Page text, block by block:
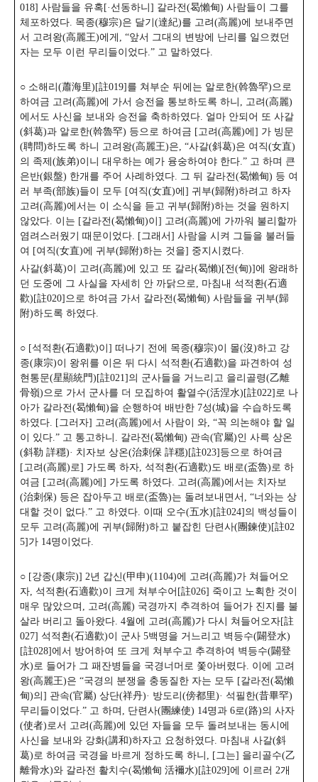
018] 사람들을 유혹[·선동하니] 갈라전(曷懶甸) 사람들이 그를
체포하였다. 목종(穆宗)은 달기(達紀)를 고려(高麗)에 보내주면
서 고려왕(高麗王)에게, “앞서 그대의 변방에 난리를 일으켰던
자는 모두 이런 무리들이었다.” 고 말하였다.
○ 소해리(蕭海里)[註019]를 쳐부순 뒤에는 알로한(斡魯罕)으로
하여금 고려(高麗)에 가서 승전을 통보하도록 하니, 고려(高麗)
에서도 사신을 보내와 승전을 축하하였다. 얼마 안되어 또 사갈
(斜葛)과 알로한(斡魯罕) 등으로 하여금 [고려(高麗)에] 가 빙문
(聘問)하도록 하니 고려왕(高麗王)은, “사갈(斜葛)은 여직(女直)
의 족제(族弟)이니 대우하는 예가 융숭하여야 한다.” 고 하며 큰
은반(銀盤) 한개를 주어 사례하였다. 그 뒤 갈라전(曷懶甸) 등 여
러 부족(部族)들이 모두 [여직(女直)에] 귀부(歸附)하려고 하자
고려(高麗)에서는 이 소식을 듣고 귀부(歸附)하는 것을 원하지
않았다. 이는 [갈라전(曷懶甸)이] 고려(高麗)에 가까워 불리할까
염려스러웠기 때문이었다. [그래서] 사람을 시켜 그들을 불러들
여 [여직(女直)에 귀부(歸附)하는 것을] 중지시켰다.
사갈(斜葛)이 고려(高麗)에 있고 또 갈라(曷懶)[전(甸)]에 왕래하
던 도중에 그 사실을 자세히 안 까닭으로, 마침내 석적환(石適
歡)[註020]으로 하여금 가서 갈라전(曷懶甸) 사람들을 귀부(歸
附)하도록 하였다.
○ [석적환(石適歡)이] 떠나기 전에 목종(穆宗)이 몰(沒)하고 강
종(康宗)이 왕위를 이은 뒤 다시 석적환(石適歡)을 파견하여 성
현통문(星顯統門)[註021]의 군사들을 거느리고 을리골령(乙離
骨嶺)으로 가서 군사를 더 모집하여 활열수(活涅水)[註022]로 나
아가 갈라전(曷懶甸)을 순행하여 배반한 7성(城)을 수습하도록
하였다. [그러자] 고려(高麗)에서 사람이 와, “꼭 의논해야 할 일
이 있다.” 고 통고하니. 갈라전(曷懶甸) 관속(官屬)인 사륵 상온
(斜勒 詳穩)· 치자보 상온(治刺保 詳穩)[註023]등으로 하여금
[고려(高麗)로] 가도록 하자, 석적환(石適歡)도 배로(盃魯)로 하
여금 [고려(高麗)에] 가도록 하였다. 고려(高麗)에서는 치자보
(治刺保) 등은 잡아두고 배로(盃魯)는 돌려보내면서, “너와는 상
대할 것이 없다.” 고 하였다. 이때 오수(五水)[註024]의 백성들이
모두 고려(高麗)에 귀부(歸附)하고 붙잡힌 단련사(團鍊使)[註02
5]가 14명이었다.
○ [강종(康宗)] 2년 갑신(甲申)(1104)에 고려(高麗)가 쳐들어오
자, 석적환(石適歡)이 크게 쳐부수어[註026] 죽이고 노획한 것이
매우 많았으며, 고려(高麗) 국경까지 추격하여 들어가 진지를 불
살라 버리고 돌아왔다. 4월에 고려(高麗)가 다시 쳐들어오자[註
027] 석적환(石適歡)이 군사 5백명을 거느리고 벽등수(闢登水)
[註028]에서 방어하여 또 크게 쳐부수고 추격하여 벽등수(闢登
水)로 들어가 그 패잔병들을 국경너머로 쫓아버렸다. 이에 고려
왕(高麗王)은 “국경의 분쟁을 충동질한 자는 모두 [갈라전(曷懶
甸)의] 관속(官屬) 상단(祥丹)· 방도리(傍都里)· 석필한(昔畢罕)
무리들이었다.” 고 하며, 단련사(團練使) 14명과 6로(路)의 사자
(使者)로서 고려(高麗)에 있던 자들을 모두 돌려보내는 동시에
사신을 보내와 강화(講和)하자고 요청하였다. 마침내 사갈(斜
葛)로 하여금 국경을 바르게 정하도록 하니, [그는] 을리골수(乙
離骨水)와 갈라전 활치수(曷懶甸 活襧水)[註029]에 이르러 2개